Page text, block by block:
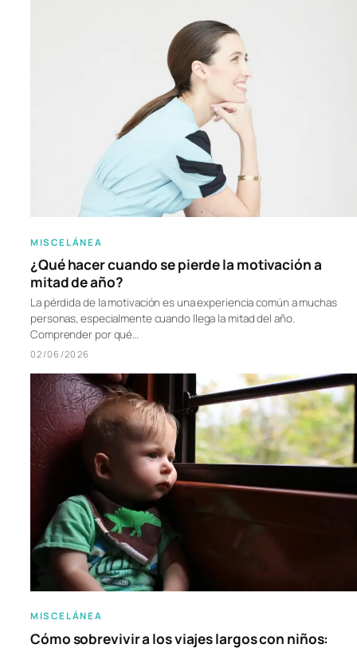
MISCELÁNEA
¿Qué hacer cuando se pierde la motivación a
mitad de año?
La pérdida de la motivación es una experiencia común a muchas
personas, especialmente cuando llega la mitad del año.
Comprender por qué…
02/06/2026
MISCELÁNEA
Cómo sobrevivir a los viajes largos con niños: